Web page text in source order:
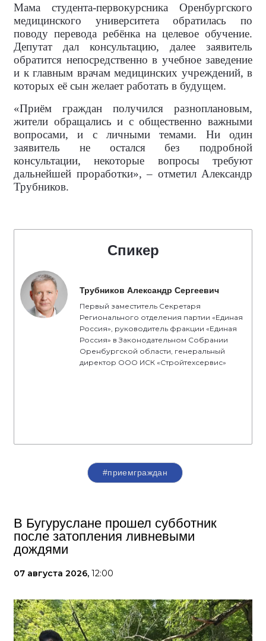
Мама студента-первокурсника Оренбургского
медицинского университета обратилась по
поводу перевода ребёнка на целевое обучение.
Депутат дал консультацию, далее заявитель
обратится непосредственно в учебное заведение
и к главным врачам медицинских учреждений, в
которых её сын желает работать в будущем.
«Приём граждан получился разноплановым,
жители обращались и с общественно важными
вопросами, и с личными темами. Ни один
заявитель не остался без подробной
консультации, некоторые вопросы требуют
дальнейшей проработки», – отметил Александр
Трубников.
Спикер
Трубников Александр Сергеевич
Первый заместитель Секретаря
Регионального отделения партии «Единая
Россия», руководитель фракции «Единая
Россия» в Законодательном Собрании
Оренбургской области, генеральный
директор ООО ИСК «Стройтехсервис»
#приемграждан
В Бугуруслане прошел субботник
после затопления ливневыми
дождями
07 августа 2026, 12:00